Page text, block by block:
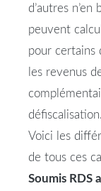
d’autres
peuvent
pour certains
les revenus
défiscalisation.
Voici les
de tous ces
Soumis RDS